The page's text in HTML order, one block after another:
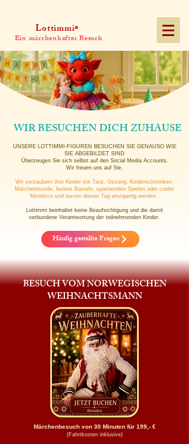
Lottimmi®
Ein märchenhafter Besuch
WIR BESUCHEN DICH ZUHAUSE
UNSERE LOTTIMMI-FIGUREN BESUCHEN SIE GENAUSO WIE
SIE ABGEBILDET SIND
Überzeugen Sie sich selbst auf den Social Media Accounts.
Wir freuen uns auf Sie.
Wir verzaubern Ihre Kinder mit Tanz, Gesang, Kinderschminken,
Märchenstunde, buntes Basteln, spannenden Spielen oder cooler
Minidisco und lassen diesen Tag einzigartig werden.
Lottimmi beinhaltet keine Beaufsichtigung und die damit
verbundene Verantwortung der teilnehmenden Kinder.
Häufig gestellte Fragen
BESUCH VOM NORWEGISCHEN
WEIHNACHTSMANN
Märchenbesuch von 30 Minuten für 199,- €
(Fahrtkosten inklusive)